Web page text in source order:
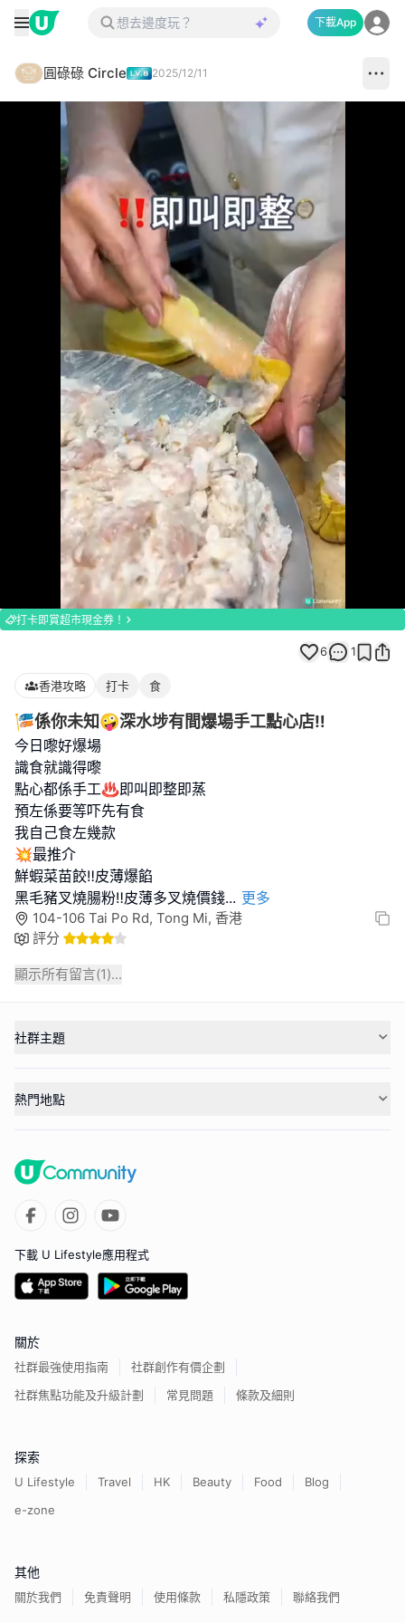
下載App
圓碌碌 Circle 2025/12/11
Loaded:
100.00%
打卡即賞超市現金券！
6 1
香港攻略 打卡 食
🎏係你未知🤪深水埗有間爆場手工點心店‼️
今日嚟好爆場
識食就識得嚟
點心都係手工♨️即叫即整即蒸
預左係要等吓先有食
我自己食左幾款
💥最推介
鮮蝦菜苗餃‼️皮薄爆餡
黑毛豬叉燒腸粉‼️皮薄多叉燒價錢... 更多
104-106 Tai Po Rd, Tong Mi, 香港
評分
顯示所有留言(1)...
社群主題
熱門地點
下載 U Lifestyle應用程式
關於
社群最強使用指南
社群創作有價企劃
社群焦點功能及升級計劃
常見問題 條款及細則
探索
U Lifestyle Travel HK Beauty Food
Blog
e-zone
其他
關於我們 免責聲明 使用條款 私隱政策 聯絡我們